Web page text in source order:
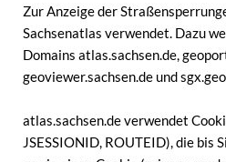
Zur Anzeige der
Sachsenatlas verwendet. Dazu
Domains atlas.sachsen.de,
geoviewer.sachsen.de und
atlas.sachsen.de verwendet
JSESSIONID, ROUTEID), die bis